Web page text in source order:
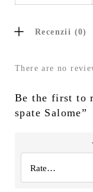
Recenzii (0)
There are no
Be the first to
spate Salome”